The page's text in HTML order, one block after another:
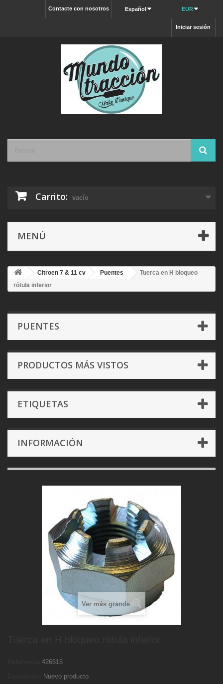
EUR
Español
Contacte con nosotros
Iniciar sesión
Carrito: vacío
MENÚ
Citroen 7 & 11 cv Puentes
Tuerca en H bloqueo
rótula inferior
PUENTES
PRODUCTOS MÁS VISTOS
ETIQUETAS
INFORMACIÓN
Ver más grande
426615
Nuevo producto